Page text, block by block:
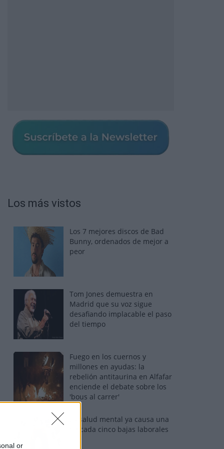
or
Los más vistos
Los 7 mejores discos de Bad
Bunny, ordenados de mejor a
peor
Tom Jones demuestra en
Madrid que su voz sigue
desafiando implacable el paso
del tiempo
Fuego en los cuernos y
millones en ayudas: la
rebelión antitaurina en Alfafar
enciende el debate sobre los
'bous al carrer'
La salud mental ya causa una
de cada cinco bajas laborales